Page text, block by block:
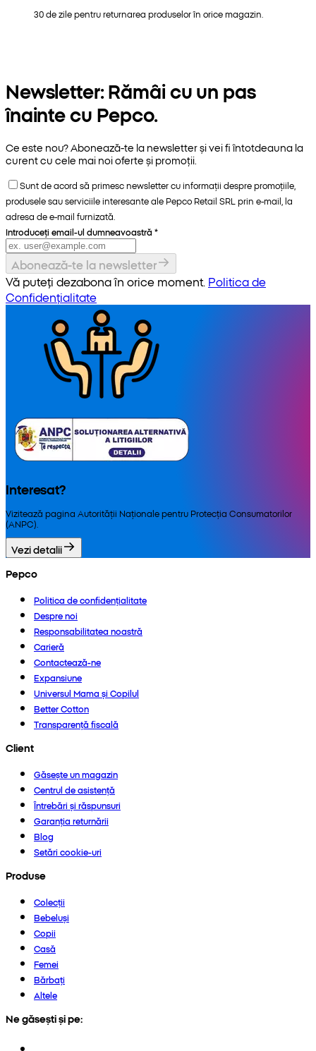
30 de zile pentru returnarea produselor în orice magazin.
Newsletter: Rămâi cu un pas
înainte cu Pepco.
Ce este nou? Abonează-te la newsletter și vei fi întotdeauna la
curent cu cele mai noi oferte și promoții.
Sunt de acord să primesc newsletter cu informații despre promoțiile,
produsele sau serviciile interesante ale Pepco Retail SRL prin e-mail, la
adresa de e-mail furnizată.
Introduceți email-ul dumneavoastră *
Abonează-te la newsletter
Vă puteți dezabona în orice moment. Politica de
Confidențialitate
Interesat?
Vizitează pagina Autorității Naționale pentru Protecția Consumatorilor
(ANPC).
Vezi detalii
Pepco
Politica de confidențialitate
Despre noi
Responsabilitatea noastră
Carieră
Contactează-ne
Expansiune
Universul Mama și Copilul
Better Cotton
Transparență fiscală
Client
Găsește un magazin
Centrul de asistență
Întrebări și răspunsuri
Garanția returnării
Blog
Setări cookie-uri
Produse
Colecții
Bebeluși
Copii
Casă
Femei
Bărbați
Altele
Ne găsești și pe: